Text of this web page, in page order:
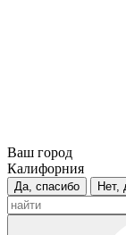
Ваш город
Калифорния
Да, спасибо Нет,